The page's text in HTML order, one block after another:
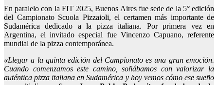
En paralelo con la FIT 2025, Buenos Aires fue sede de la 5° edición
del Campionato Scuola Pizzaioli, el certamen más importante de
Sudamérica dedicado a la pizza italiana. Por primera vez en
Argentina, el invitado especial fue Vincenzo Capuano, referente
mundial de la pizza contemporánea.
«Llegar a la quinta edición del Campionato es una gran emoción.
Cuando comenzamos este camino, soñábamos con valorizar la
auténtica pizza italiana en Sudamérica y hoy vemos cómo ese sueño